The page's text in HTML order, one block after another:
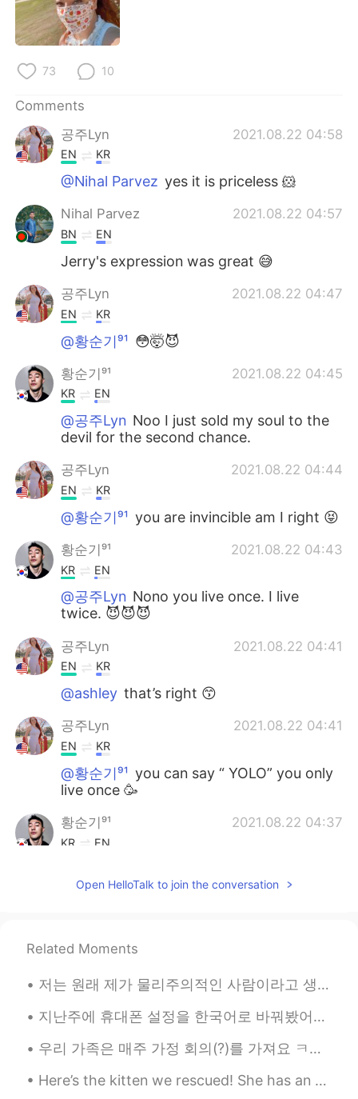
73 10
Comments
공주Lyn
2021.08.22 04:58
EN KR
@Nihal Parvez yes it is priceless 🐹
Nihal Parvez 2021.08.22 04:57
BN EN
Jerry's expression was great 😅
공주Lyn 2021.08.22 04:47
EN KR
@황순기⁹¹ 😳🤯😈
황순기⁹¹ 2021.08.22 04:45
KR EN
@공주Lyn Noo I just sold my soul to the
devil for the second chance.
공주Lyn 2021.08.22 04:44
EN KR
@황순기⁹¹ you are invincible am I right 😝
황순기⁹¹ 2021.08.22 04:43
KR EN
@공주Lyn Nono you live once. I live
twice. 😈😈😈
공주Lyn 2021.08.22 04:41
EN KR
@ashley that’s right 😙
공주Lyn 2021.08.22 04:41
EN KR
@황순기⁹¹ you can say “ YOLO” you only
live once 🥳
황순기⁹¹ 2021.08.22 04:37
KR EN
lives still young. 😈😈😈
Open HelloTalk to join the conversation
Related Moments
저는 원래 제가 물리주의적인 사람이라고 생각하지 않았어요 돈도 돈으로 살 수 있는 것들에도 아예 관심 없었어요 어렸을때부터 장난감 게임 옷을 열망하고 그러지 않았어요 쇼핑몰도...
지난주에 휴대폰 설정을 한국어로 바꿔봤어요 ㅋㅋㅋ 'favorites'라는 단어를 한국어로는 어떻게 표시 돼있을까 궁금했었거든요 '좋아요'나 '북마크' 같은 단어를 쓰지 않을...
우리 가족은 매주 가정 회의(?)를 가져요 ㅋㅋㅋㅋ 우리 다 스케쥴이 다르기 때문에 다 같이 식사하는 것도 흔하진 않거든요 그래서 다 같이 보낼 수 있는 시간을 따로 가지는데...
Here’s the kitten we rescued! She has an appointment with our vet tomorrow. Once she’s feeling be...